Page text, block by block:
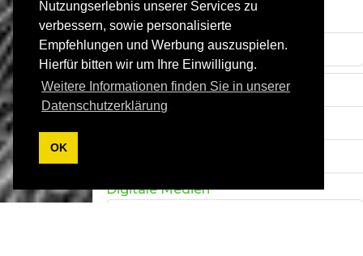
Nutzungserlebnis unserer Services zu
verbessern, sowie personalisierte
Empfehlungen und Werbung auszuspielen.
Hierfür bitten wir um Ihre Einwilligung.
Weitere Informationen finden Sie in unserer
Datenschutzerklärung
OK
Erste Hilfe
Ansteckende Krankheiten
Erziehung
Digitale Medien